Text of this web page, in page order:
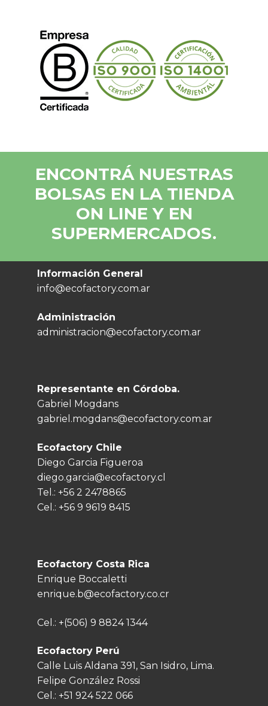
ENCONTRÁ NUESTRAS
BOLSAS EN LA TIENDA
ON LINE Y EN
SUPERMERCADOS.
Información General
info@ecofactory.com.ar
Administración
administracion@ecofactory.com.ar
Representante en Córdoba.
Gabriel Mogdans
gabriel.mogdans@ecofactory.com.ar
Ecofactory Chile
Diego Garcia Figueroa
diego.garcia@ecofactory.cl
Tel.:+56 2 2478865
Cel.:+56 9 9619 8415
Ecofactory Costa Rica
Enrique Boccaletti
enrique.b@ecofactory.co.cr
Cel.:+(506) 9 8824 1344
Ecofactory Perú
Calle Luis Aldana 391, San Isidro, Lima.
Felipe González Rossi
Cel.:+51 924 522 066